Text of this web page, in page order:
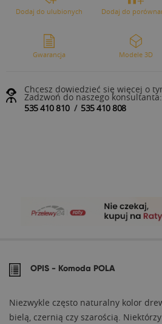
Dodaj do ulubionych Dodaj do
Gwarancja Modele 3D
Chcesz dowiedzieć się więcej o
Zadzwoń do naszego konsultanta:
535 410 810/ 535 410 808
OPIS - Komoda POLA
Niezwykle często naturalny kolor
bielą, czernią czy szarością.